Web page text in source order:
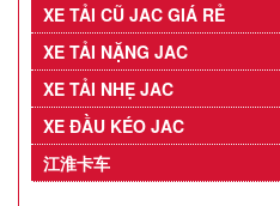
XE TẢI CŨ JAC GIÁ RẺ
XE TẢI NẶNG JAC
XE TẢI NHẸ JAC
XE ĐẦU KÉO JAC
江淮卡车